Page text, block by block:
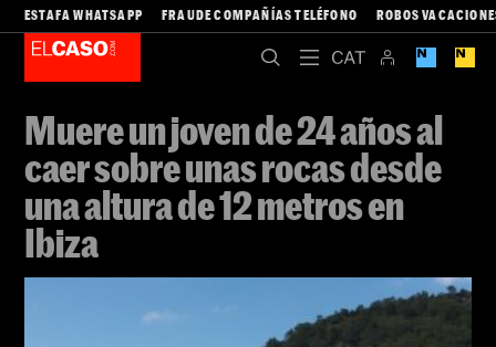
ESTAFA WHATSAPP FRAUDE COMPAÑÍAS TELÉFONO ROBOS
Muere un joven de 24 años al
caer sobre unas rocas desde
una altura de 12 metros en
Ibiza